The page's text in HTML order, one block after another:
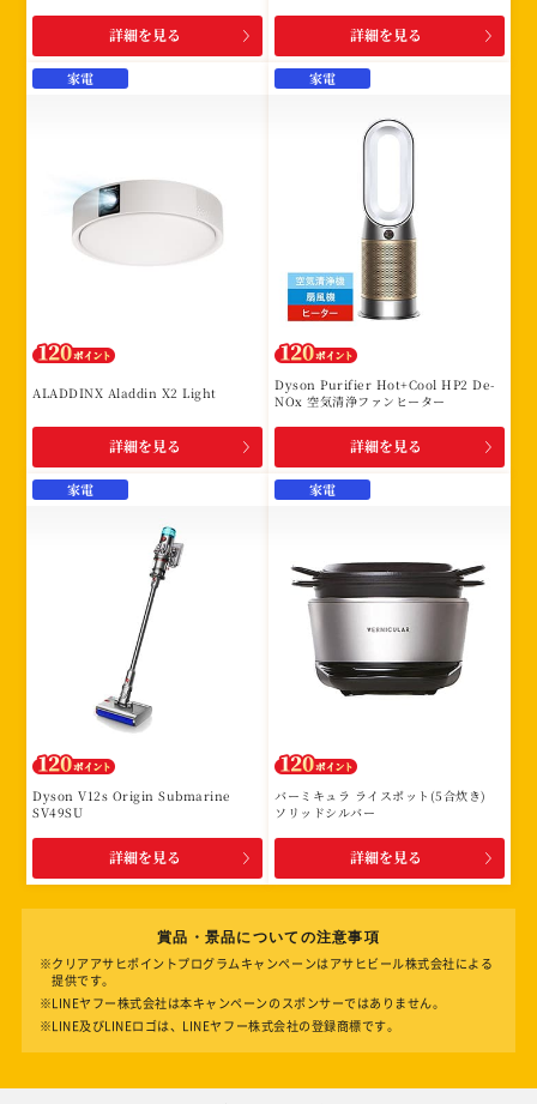
詳細を見る 詳細を見る
家電
ALADDINX Aladdin X2 Light
詳細を見る
家電
Dyson Purifier Hot+Cool HP2 De-
NOx 空気清浄ファンヒーター
詳細を見る
家電
Dyson V12s Origin Submarine
SV49SU
詳細を見る
家電
バーミキュラ ライスポット(5合炊き)
ソリッドシルバー
詳細を見る
賞品・景品についての注意事項
※クリアアサヒポイントプログラムキャンペーンはアサヒビール株式会社による
提供です。
※LINEヤフー株式会社は本キャンペーンのスポンサーではありません。
※LINE及びLINEロゴは、LINEヤフー株式会社の登録商標です。